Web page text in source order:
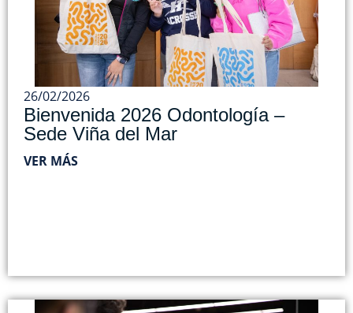
26/02/2026
Bienvenida 2026 Odontología –
Sede Viña del Mar
VER MÁS